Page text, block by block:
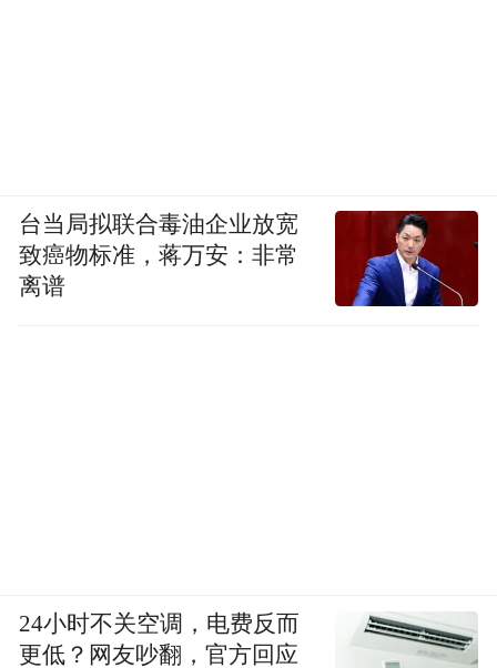
台当局拟联合毒油企业放宽
致癌物标准，蒋万安：非常
离谱
24小时不关空调，电费反而
更低？网友吵翻，官方回应